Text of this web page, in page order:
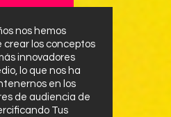
nos hemos
crear los conceptos
innovadores
lo que nos ha
en los
de audiencia de
Tus